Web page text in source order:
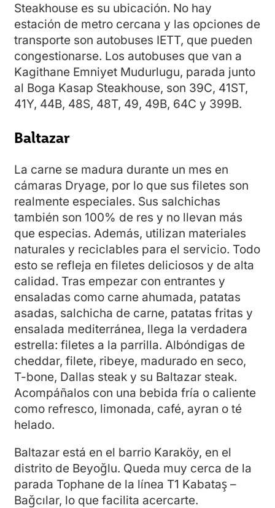
Steakhouse es su ubicación. No hay
estación de metro cercana y las opciones de
transporte son autobuses IETT, que pueden
congestionarse. Los autobuses que van a
Kagithane Emniyet Mudurlugu, parada junto
al Boga Kasap Steakhouse, son 39C, 41ST,
41Y, 44B, 48S, 48T, 49, 49B, 64C y 399B.
Baltazar
La carne se madura durante un mes en
cámaras Dryage, por lo que sus filetes son
realmente especiales. Sus salchichas
también son 100% de res y no llevan más
que especias. Además, utilizan materiales
naturales y reciclables para el servicio. Todo
esto se refleja en filetes deliciosos y de alta
calidad. Tras empezar con entrantes y
ensaladas como carne ahumada, patatas
asadas, salchicha de carne, patatas fritas y
ensalada mediterránea, llega la verdadera
estrella: filetes a la parrilla. Albóndigas de
cheddar, filete, ribeye, madurado en seco,
T-bone, Dallas steak y su Baltazar steak.
Acompáñalos con una bebida fría o caliente
como refresco, limonada, café, ayran o té
helado.
Baltazar está en el barrio Karaköy, en el
distrito de Beyoğlu. Queda muy cerca de la
parada Tophane de la línea T1 Kabataş –
Bağcılar, lo que facilita acercarte.